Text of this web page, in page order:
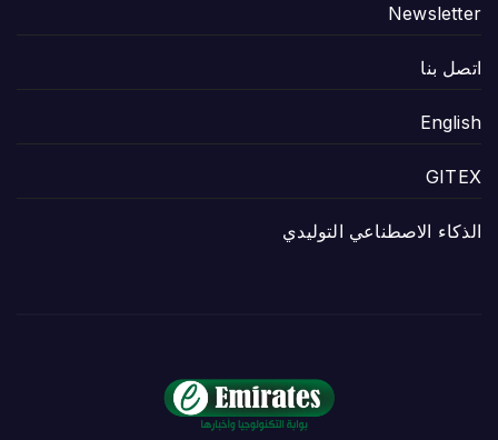
Newsletter
اتصل بنا
English
GITEX
الذكاء الاصطناعي التوليدي